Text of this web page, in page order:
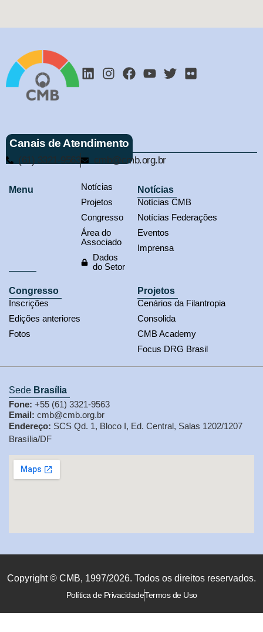
Canais de Atendimento
(61) 3321-9563 cmb@cmb.org.br
Menu
Notícias
Projetos
Congresso
Área do
Associado
Dados
do Setor
Notícias
Notícias CMB
Notícias Federações
Eventos
Imprensa
Congresso
Inscrições
Edições anteriores
Fotos
Projetos
Cenários da Filantropia
Consolida
CMB Academy
Focus DRG Brasil
Sede Brasília
Fone: +55 (61) 3321-9563
Email: cmb@cmb.org.br
Endereço: SCS Qd. 1, Bloco I, Ed. Central, Salas 1202/1207
Brasília/DF
Copyright © CMB, 1997/2026. Todos os direitos reservados.
Política de PrivacidadeTermos de Uso